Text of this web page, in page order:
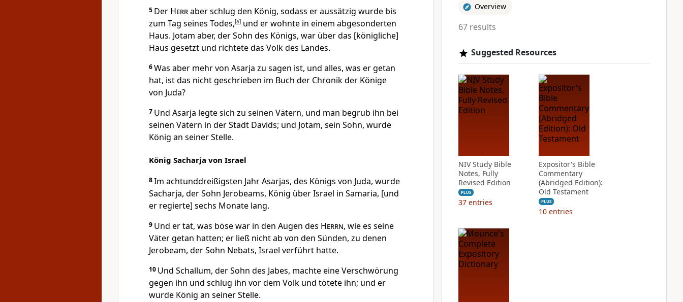
5 Der Herraber schlug den König, sodass er aussätzig wurde bis
zum Tag seines Todes,[a] und er wohnte in einem abgesonderten
Haus. Jotam aber, der Sohn des Königs, war über das [königliche]
Haus gesetzt und richtete das Volk des Landes.
6Was aber mehr von Asarja zu sagen ist, und alles, was er getan
hat, ist das nicht geschrieben im Buch der Chronik der Könige
von Juda?
7 Und Asarja legte sich zu seinen Vätern, und man begrub ihn bei
seinen Vätern in der Stadt Davids; und Jotam, sein Sohn, wurde
König an seiner Stelle.
König Sacharja von Israel
8Im achtunddreißigsten Jahr Asarjas, des Königs von Juda, wurde
Sacharja, der Sohn Jerobeams, König über Israel in Samaria, [und
er regierte] sechs Monate lang.
9 Und er tat, was böse war in den Augen des Herrn, wie es seine
Väter getan hatten; er ließ nicht ab von den Sünden, zu denen
Jerobeam, der Sohn Nebats, Israel verführt hatte.
10 Und Schallum, der Sohn des Jabes, machte eine Verschwörung
gegen ihn und schlug ihn vor dem Volk und tötete ihn; und er
wurde König an seiner Stelle.
Overview
67 results
Suggested Resources
NIV Study Bible
Notes, Fully
Revised Edition
PLUS
37 entries
Expositor's Bible
Commentary
(Abridged Edition):
Old Testament
PLUS
10 entries